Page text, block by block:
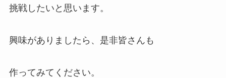
挑戦したいと思います。
興味がありましたら、是非皆さんも
作ってみてください。